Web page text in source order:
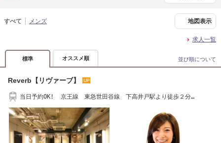
すべて メンズ 地図表示
求人一覧
標準 オススメ順 並び順について
Reverb【リヴァーブ】
当日予約OK! 京王線 東急世田谷線 下高井戸駅より徒歩２分